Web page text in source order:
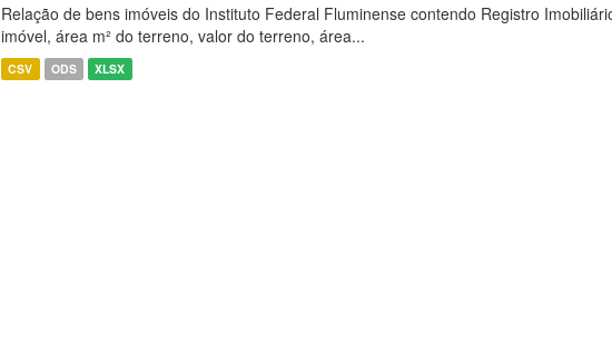
Relação de bens imóveis do Instituto Federal Fluminense contendo Registro
imóvel, área m² do terreno, valor do terreno, área...
CSV ODS XLSX